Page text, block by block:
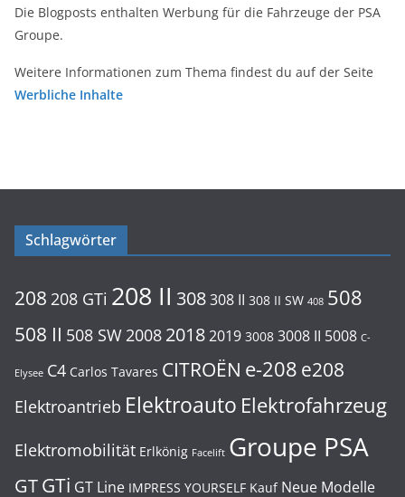
Die Blogposts enthalten Werbung für die Fahrzeuge der PSA
Groupe.
Weitere Informationen zum Thema findest du auf der Seite
Werbliche Inhalte
Schlagwörter
208 208 GTi 208 II 308308 II 308 II SW 408 508
508 II 508 SW 2008 20182019 3008 3008 II 5008 C-
Elysee C4 Carlos Tavares CITROËN e-208 e208
Elektroantrieb Elektroauto Elektrofahrzeug
Elektromobilität Erlkönig Facelift Groupe PSA
GTGTi GT Line IMPRESS YOURSELF Kauf Neue Modelle